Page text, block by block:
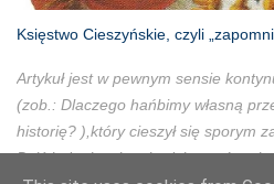
dawniej dom kata i izba tortur.
mieszczanie omijali szerokim
samemu katowi bali się jak ognia.
również Szubieniczna Gó...
Księstwo Cieszyńskie, czyli
Artykuł jest w pewnym sensie
(zob.: Dlaczego hańbimy własną
historię? ),który cieszył się sporym
Dziś jednak celem będzie